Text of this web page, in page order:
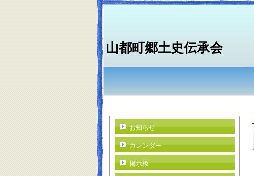
山都町郷土史伝承会
お知らせ
カレンダー
掲示板